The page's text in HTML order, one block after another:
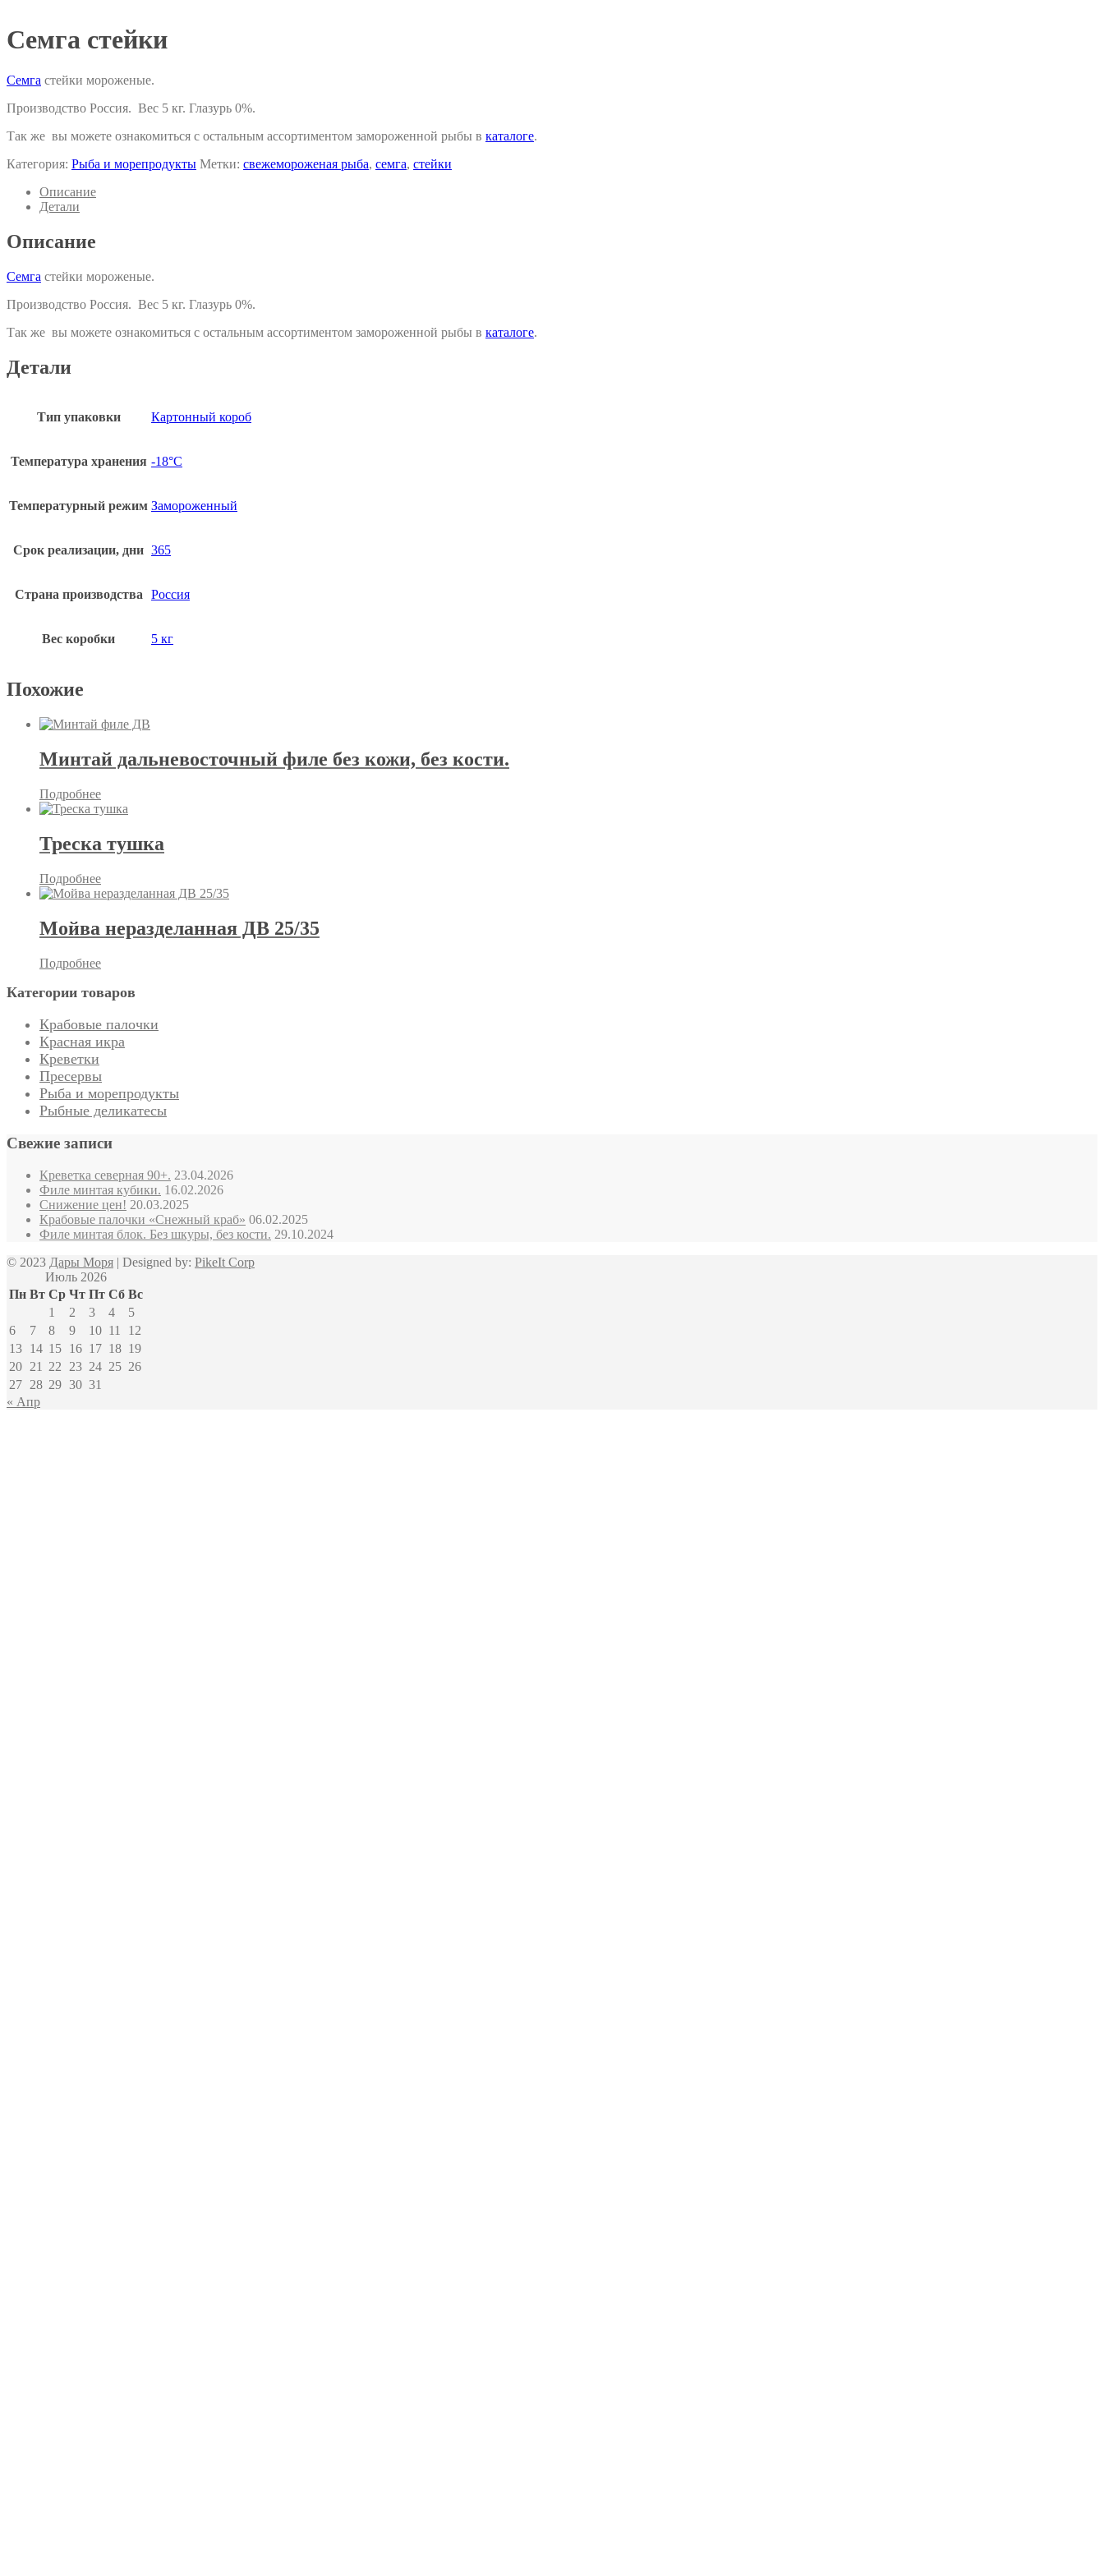
Семга стейки
Семга стейки мороженые.
Производство Россия. Вес 5 кг. Глазурь 0%.
Так же вы можете ознакомиться с остальным ассортиментом замороженной рыбы в каталоге.
Категория: Рыба и морепродукты Метки: свежемороженая рыба, семга, стейки
Описание
Детали
Описание
Семга стейки мороженые.
Производство Россия. Вес 5 кг. Глазурь 0%.
Так же вы можете ознакомиться с остальным ассортиментом замороженной рыбы в каталоге.
Детали
Тип упаковки Картонный короб
Температура хранения -18°С
Температурный режим Замороженный
Срок реализации, дни 365
Страна производства Россия
Вес коробки 5 кг
Похожие
Минтай дальневосточный филе без кожи, без кости.
Подробнее
Треска тушка
Подробнее
Мойва неразделанная ДВ 25/35
Подробнее
Категории товаров
Крабовые палочки
Красная икра
Креветки
Пресервы
Рыба и морепродукты
Рыбные деликатесы
Свежие записи
Креветка северная 90+. 23.04.2026
Филе минтая кубики. 16.02.2026
Снижение цен! 20.03.2025
Крабовые палочки «Снежный краб» 06.02.2025
Филе минтая блок. Без шкуры, без кости. 29.10.2024
© 2023 Дары Моря | Designed by: PikeIt Corp
Июль 2026
Пн Вт Ср Чт Пт Сб Вс
1
2 3 4
5
6
7 8 9 10 11
12
13 14 15 16 17 18 19
20 21 22 23 24 25 26
27 28 29 30 31
« Апр